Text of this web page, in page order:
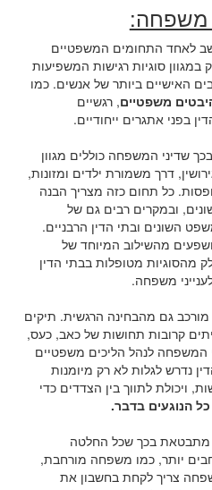
משפחה:
לאחד התחומים המשפטיים
במגוון סוגיות רגישות המשפיעות
האישיים ביותר של אנשים. כמו
משפטיים, רגשיים
בפני אתגרים ייחודיים.
שדיני המשפחה כוללים מגוון
דרך משמורת ילדים ומזונות,
כל תחום כזה מצריך הבנה
ובמקרים רבים גם של
השונים ובתי הדין הרבניים.
מהשילוב המיוחד של
מהסוגיות מטופלות בבתי הדין
משפחה.
גם מהבחינה הרגשית. תיקים
קרובות תחושות של כאב, כעס,
לנהל הליכים משפטיים
נדרש לגלות לא רק מיומנות
ויכולת לתווך בין הצדדים כדי
הנוגעים בדבר.
מתבטאת בכך שכל החלטה
יותר, כמו משפחה מורחבת,
צריך לקחת בחשבון את